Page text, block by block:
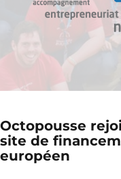
Octopousse
site de
européen